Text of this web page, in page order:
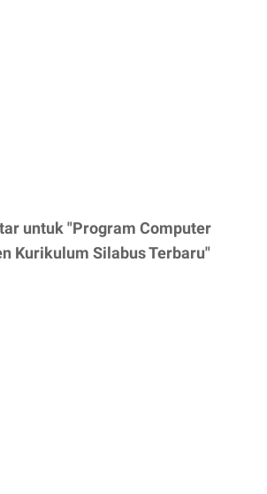
untuk "Program Computer
Kurikulum Silabus Terbaru"